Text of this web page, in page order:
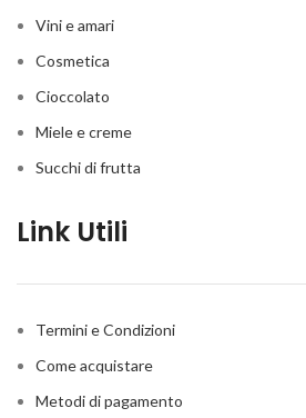
Vini e amari
Cosmetica
Cioccolato
Miele e creme
Succhi di frutta
Link Utili
Termini e Condizioni
Come acquistare
Metodi di pagamento